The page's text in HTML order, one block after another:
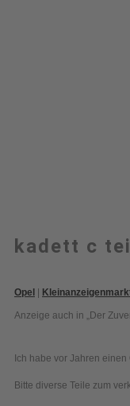
kadett c
Opel
Anzeige auch in „Der
Ich habe vor Jahren
Bitte diverse Teile zum